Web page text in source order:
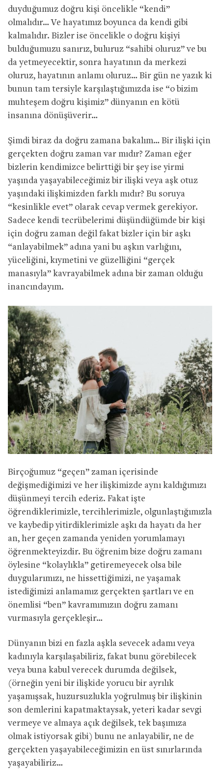
duyduğumuz doğru kişi öncelikle “kendi”
olmalıdır… Ve hayatımız boyunca da kendi gibi
kalmalıdır. Bizler ise öncelikle o doğru kişiyi
bulduğumuzu sanırız, buluruz “sahibi oluruz” ve bu
da yetmeyecektir, sonra hayatının da merkezi
oluruz, hayatının anlamı oluruz… Bir gün ne yazık ki
bunun tam tersiyle karşılaştığımızda ise “o bizim
muhteşem doğru kişimiz” dünyanın en kötü
insanına dönüşüverir…
Şimdi biraz da doğru zamana bakalım… Bir ilişki için
gerçekten doğru zaman var mıdır? Zaman eğer
bizlerin kendimizce belirttiği bir şey ise yirmi
yaşında yaşayabileceğimiz bir ilişki veya aşk otuz
yaşındaki ilişkimizden farklı mıdır? Bu soruya
“kesinlikle evet” olarak cevap vermek gerekiyor.
Sadece kendi tecrübelerimi düşündüğümde bir kişi
için doğru zaman değil fakat bizler için bir aşkı
“anlayabilmek” adına yani bu aşkın varlığını,
yüceliğini, kıymetini ve güzelliğini “gerçek
manasıyla” kavrayabilmek adına bir zaman olduğu
inancındayım.
Birçoğumuz “geçen” zaman içerisinde
değişmediğimizi ve her ilişkimizde aynı kaldığımızı
düşünmeyi tercih ederiz. Fakat işte
öğrendiklerimizle, tercihlerimizle, olgunlaştığımızla
ve kaybedip yitirdiklerimizle aşkı da hayatı da her
an, her geçen zamanda yeniden yorumlamayı
öğrenmekteyizdir. Bu öğrenim bize doğru zamanı
öylesine “kolaylıkla” getiremeyecek olsa bile
duygularımızı, ne hissettiğimizi, ne yaşamak
istediğimizi anlamamız gerçekten şartları ve en
önemlisi “ben” kavramımızın doğru zamanı
vurmasıyla gerçekleşir…
Dünyanın bizi en fazla aşkla sevecek adamı veya
kadınıyla karşılaşabiliriz, fakat bunu görebilecek
veya buna kabul verecek durumda değilsek,
(örneğin yeni bir ilişkide yorucu bir ayrılık
yaşamışsak, huzursuzlukla yoğrulmuş bir ilişkinin
son demlerini kapatmaktaysak, yeteri kadar sevgi
vermeye ve almaya açık değilsek, tek başımıza
olmak istiyorsak gibi) bunu ne anlayabilir, ne de
gerçekten yaşayabileceğimizin en üst sınırlarında
yaşayabiliriz…